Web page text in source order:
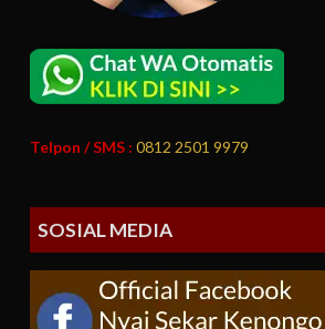
Telpon / SMS : 0812 2501 9979
SOSIAL MEDIA